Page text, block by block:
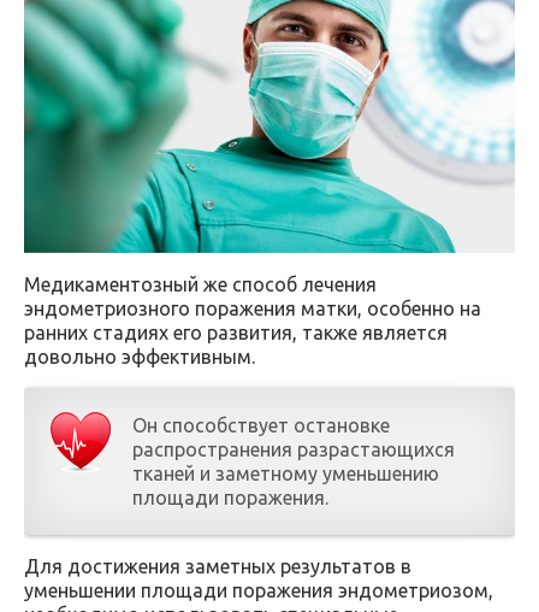
Медикаментозный же способ лечения
эндометриозного поражения матки, особенно на
ранних стадиях его развития, также является
довольно эффективным.
Он способствует остановке
распространения разрастающихся
тканей и заметному уменьшению
площади поражения.
Для достижения заметных результатов в
уменьшении площади поражения эндометриозом,